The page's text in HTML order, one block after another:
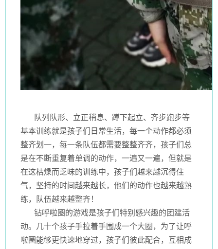
队列队形、立正稍息、蹲下起立、齐步跑步等
基本训练就是孩子们日常生活，每一个动作都必须
整齐划一，每一条队伍都需要整整齐齐，孩子们总
是在不断重复着单调的动作，一遍又一遍，但就是
在这枯燥而乏味的训练中，孩子们越来越沉得住
气，坚持的时间越来越长，他们的动作也越来越熟
练，队伍越来越整齐！
钻呼啦圈的游戏是孩子们特别感兴趣的团建活
动。几十个孩子手拉着手围成一个大圈，为了让呼
啦圈能够更快速地穿过，孩子们彼此配合，互相成